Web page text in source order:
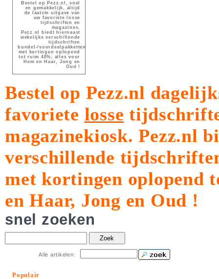
Bestel op Pezz.nl, snel
en gemakkelijk, altijd
de laatste uitgave van
uw favoriete losse
tijdschriften en
magazines.
Pezz.nl biedt hiernaast
wekelijks verschillende
tijdschriften
bundel-/voordeelpakketten
met kortingen oplopend
tot ruim 40%; alles voor
Hem en Haar, Jong en
Oud !
Bestel op Pezz.nl
favoriete losse
magazinekiosk.Pezz.nl
verschillende
met kortingen oplopend
en Haar, Jong en Oud !
snel zoeken
Zoek
Alle artikelen:
Populair